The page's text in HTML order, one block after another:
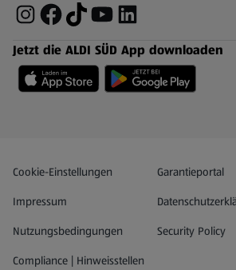
Jetzt die ALDI SÜD App downloaden
Datenschutz- und Richtlinienmenü
Cookie-Einstellungen Garantieportal
(öffnet in einem
Impressum
Nutzungsbedingungen
Security Policy
Compliance | Hinweisstellen